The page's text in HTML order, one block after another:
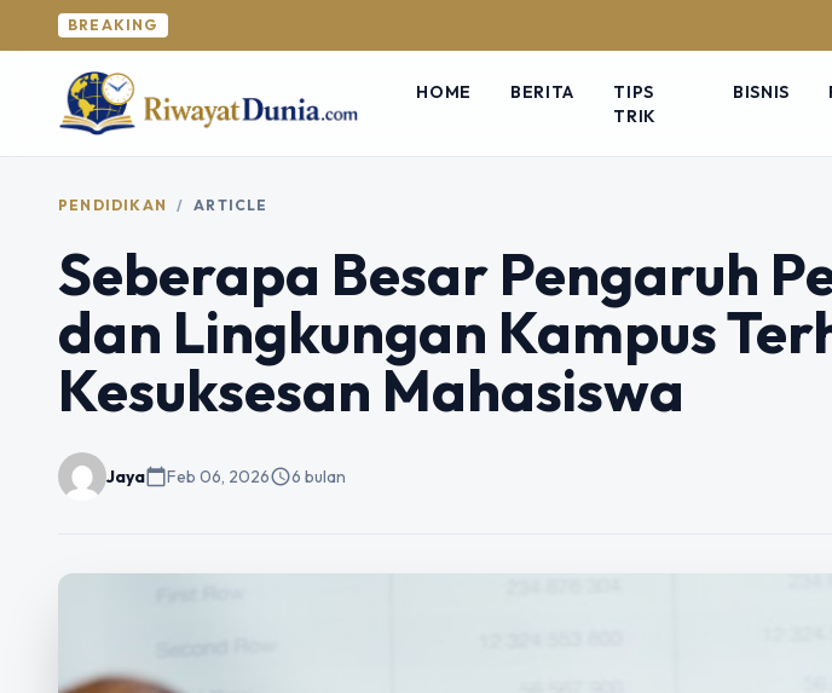
BREAKING
HOME BERITA
TIPS
TRIK
BISNIS
PENDIDIKAN / ARTICLE
Seberapa Besar Pengaruh
dan Lingkungan Kampus
Kesuksesan Mahasiswa
Jayacalendar_todayFeb 06, 2026schedule6 bulan